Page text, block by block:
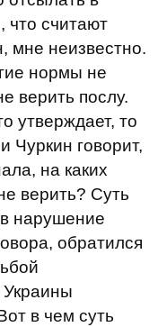
что считают
мне неизвестно.
нормы не
верить послу.
утверждает, то
Чуркин говорит,
на каких
верить? Суть
нарушение
обратился
Украины
в чем суть